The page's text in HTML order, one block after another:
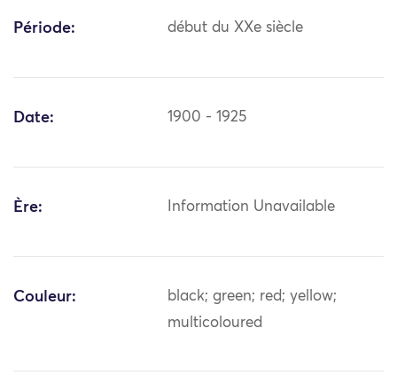
Période: début du XXe siècle
Date: 1900 - 1925
Ère: Information Unavailable
Couleur:
black; green; red; yellow;
multicoloured